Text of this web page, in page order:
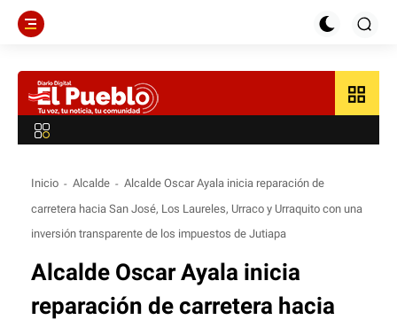
grid_view
Inicio Alcalde
Alcalde Oscar Ayala inicia reparación de
carretera hacia San José, Los Laureles, Urraco y Urraquito con una
inversión transparente de los impuestos de Jutiapa
Alcalde Oscar Ayala inicia
reparación de carretera hacia